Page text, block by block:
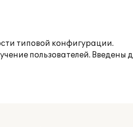
типовой конфигурации.
пользователей. Введены